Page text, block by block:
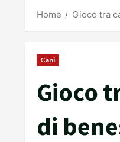
Home Gioco tra
Cani
Gioco
di